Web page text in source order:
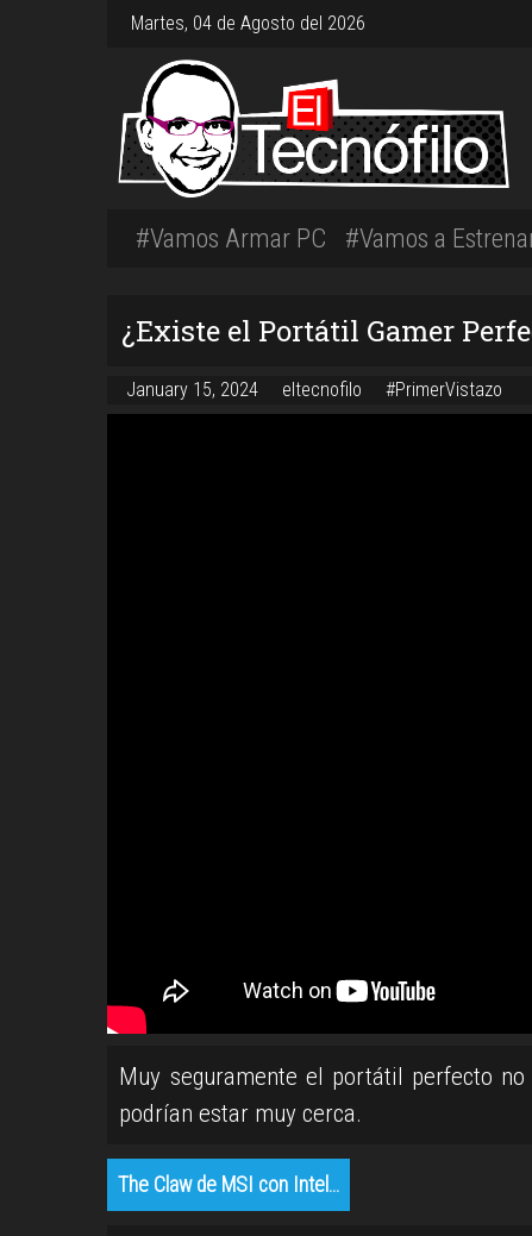
Martes, 04 de Agosto del 2026
#Vamos Armar PC #Vamos a
¿Existe el Portátil Gamer
January 15, 2024 eltecnofilo #PrimerVistazo
Muy seguramente el portátil perfecto no
podrían estar muy cerca.
The Claw de MSI con Intel…